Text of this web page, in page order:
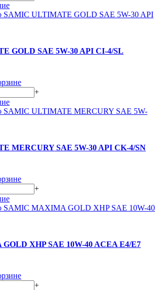
GOLD SAE 5W-30 API CI-4/SL
+
MERCURY SAE 5W-30 API CK-4/SN
+
XHP SAE 10W-40 ACEA E4/E7
+